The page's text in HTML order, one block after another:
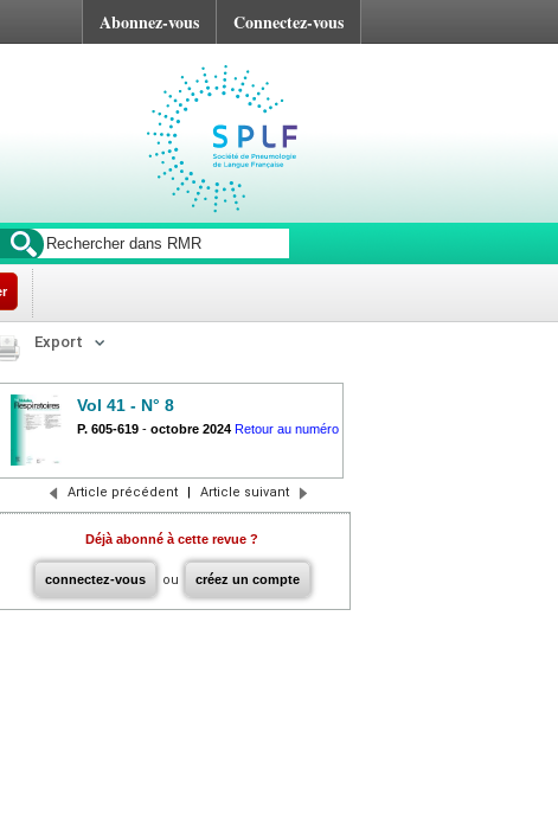
Abonnez-vous Connectez-vous
Export
Vol 41 - N° 8
P. 605-619 - octobre 2024 Retour au numéro
Article précédent | Article suivant
Déjà abonné à cette revue ?
connectez-vous ou créez un compte